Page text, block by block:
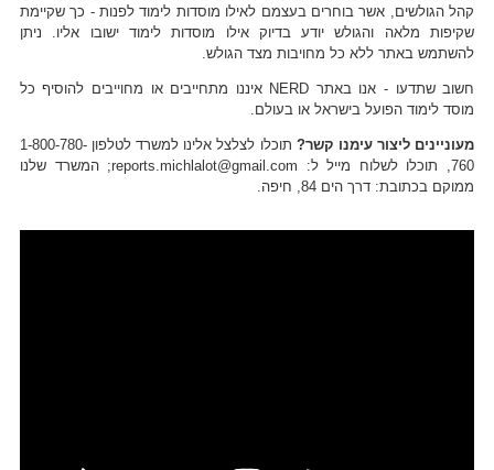
קהל הגולשים, אשר בוחרים בעצמם לאילו מוסדות לימוד לפנות - כך שקיימת
שקיפות מלאה והגולש יודע בדיוק אילו מוסדות לימוד ישובו אליו. ניתן
להשתמש באתר ללא כל מחויבות מצד הגולש.
חשוב שתדעו - אנו באתר NERD איננו מתחייבים או מחוייבים להוסיף כל
מוסד לימוד הפועל בישראל או בעולם.
מעוניינים ליצור עימנו קשר?
תוכלו לצלצל אלינו למשרד לטלפון 1-800-780-
760, תוכלו לשלוח מייל ל: reports.michlalot@gmail.com; המשרד שלנו
ממוקם בכתובת: דרך הים 84, חיפה.